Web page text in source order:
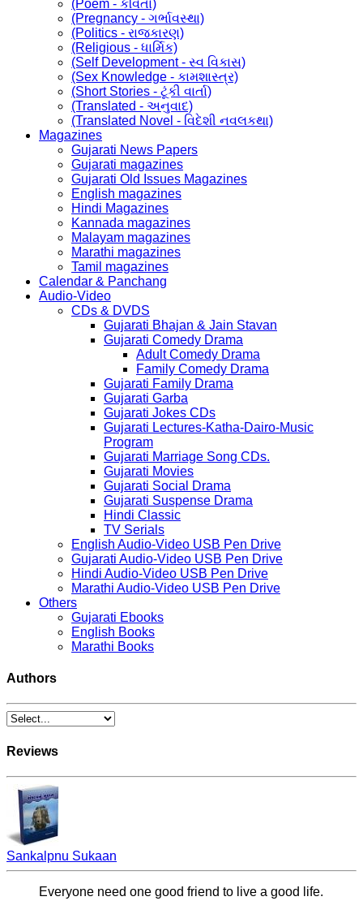
(Poem - કવિતા)
(Pregnancy - ગર્ભાવસ્થા)
(Politics - રાજકારણ)
(Religious - ધાર્મિક)
(Self Development - સ્વ વિકાસ)
(Sex Knowledge - કામશાસ્ત્ર)
(Short Stories - ટૂંકી વાર્તા)
(Translated - અનુવાદ)
(Translated Novel - વિદેશી નવલકથા)
Magazines
Gujarati News Papers
Gujarati magazines
Gujarati Old Issues Magazines
English magazines
Hindi Magazines
Kannada magazines
Malayam magazines
Marathi magazines
Tamil magazines
Calendar & Panchang
Audio-Video
CDs & DVDS
Gujarati Bhajan & Jain Stavan
Gujarati Comedy Drama
Adult Comedy Drama
Family Comedy Drama
Gujarati Family Drama
Gujarati Garba
Gujarati Jokes CDs
Gujarati Lectures-Katha-Dairo-Music
Program
Gujarati Marriage Song CDs.
Gujarati Movies
Gujarati Social Drama
Gujarati Suspense Drama
Hindi Classic
TV Serials
English Audio-Video USB Pen Drive
Gujarati Audio-Video USB Pen Drive
Hindi Audio-Video USB Pen Drive
Marathi Audio-Video USB Pen Drive
Others
Gujarati Ebooks
English Books
Marathi Books
Authors
Reviews
Sankalpnu Sukaan
Everyone need one good friend to live a good life.